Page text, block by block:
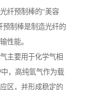
纤预制棒的“美容
预制棒是制造光纤的
性能。
主要用于化学气相
，高纯氩气作为载
区，并形成稳定的